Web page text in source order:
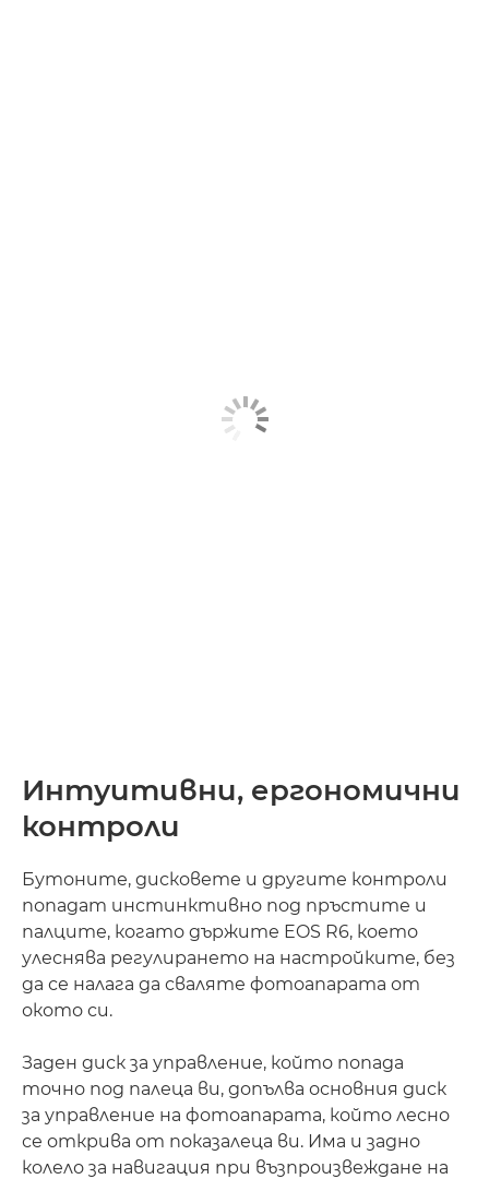
Интуитивни, ергономични
контроли
Бутоните, дисковете и другите контроли
попадат инстинктивно под пръстите и
палците, когато държите EOS R6, което
улеснява регулирането на настройките, без
да се налага да сваляте фотоапарата от
окото си.
Заден диск за управление, който попада
точно под палеца ви, допълва основния диск
за управление на фотоапарата, който лесно
се открива от показалеца ви. Има и задно
колело за навигация при възпроизвеждане на